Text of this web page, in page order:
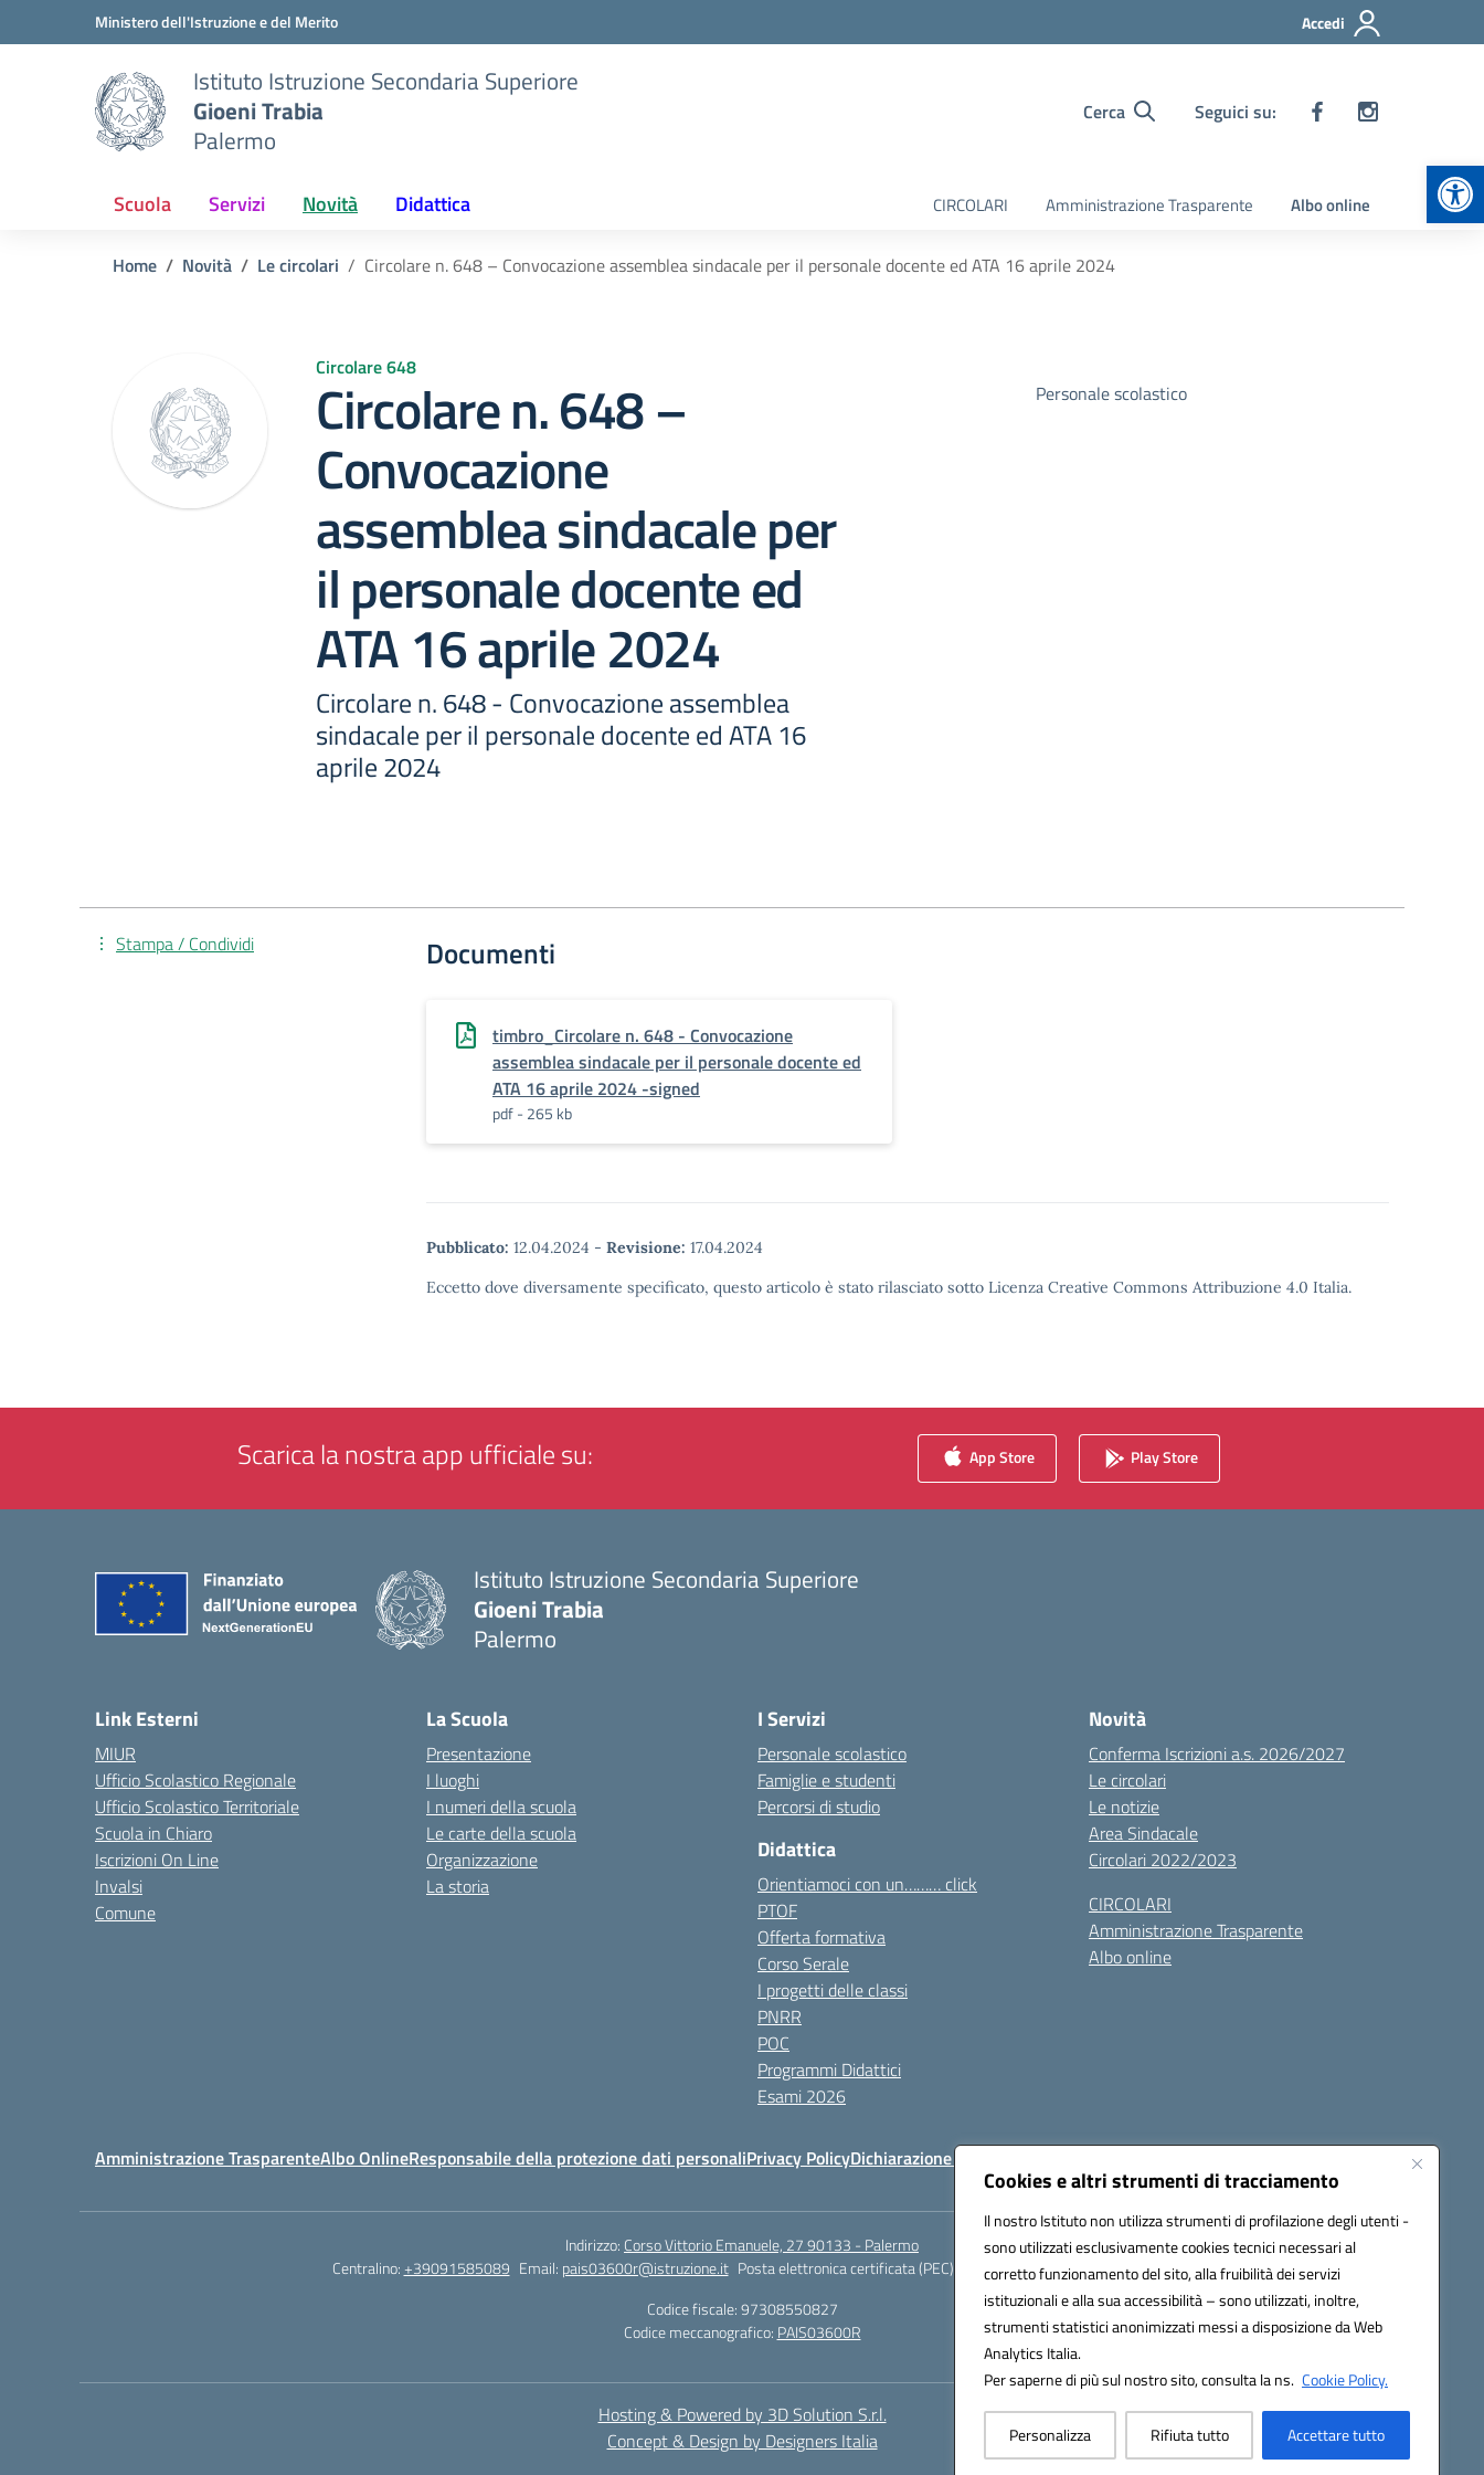
Cookies e altri strumenti di tracciamento
Il nostro Istituto non utilizza strumenti di profilazione degli utenti -
sono utilizzati esclusivamente cookies tecnici necessari al
corretto funzionamento del sito, alla fruibilità dei servizi
istituzionali e alla sua accessibilità – sono utilizzati, inoltre,
strumenti statistici anonimizzati messi a disposizione da Web
Analytics Italia.
Per saperne di più sul nostro sito, consulta la ns. Cookie Policy.
Personalizza Rifiuta tutto Accettare tutto
Vai ai contenuti
Vai al menu di navigazioneMinistero dell'Istruzione e del Merito Accedi
Istituto Istruzione Secondaria Superiore
Gioeni Trabia
Palermo
Cerca Seguici su:
Scuola Servizi Novità Didattica CIRCOLARI Amministrazione Trasparente Albo online
Home Novità Le circolari Circolare n. 648 – Convocazione assemblea sindacale per il personale docente ed ATA 16 aprile 2024
Circolare 648
Circolare n. 648 –
Convocazione
assemblea sindacale per
il personale docente ed
ATA 16 aprile 2024
Circolare n. 648 - Convocazione assemblea
sindacale per il personale docente ed ATA 16
aprile 2024
Personale scolastico
Documenti
timbro_Circolare n. 648 - Convocazione
assemblea sindacale per il personale docente ed
ATA 16 aprile 2024 -signed
pdf - 265 kb
Pubblicato: 12.04.2024 - Revisione: 17.04.2024
Eccetto dove diversamente specificato, questo articolo è stato rilasciato sotto Licenza Creative Commons Attribuzione 4.0 Italia.
Stampa / Condividi
Scarica la nostra app ufficiale su: App Store Play Store
Istituto Istruzione Secondaria Superiore
Gioeni Trabia
Palermo
Link Esterni
MIUR
Ufficio Scolastico Regionale
Ufficio Scolastico Territoriale
Scuola in Chiaro
Iscrizioni On Line
Invalsi
Comune
La Scuola
Presentazione
I luoghi
I numeri della scuola
Le carte della scuola
Organizzazione
La storia
I Servizi
Personale scolastico
Famiglie e studenti
Percorsi di studio
Didattica
Orientiamoci con un……… click
PTOF
Offerta formativa
Corso Serale
I progetti delle classi
PNRR
POC
Programmi Didattici
Esami 2026
Novità
Conferma Iscrizioni a.s. 2026/2027
Le circolari
Le notizie
Area Sindacale
Circolari 2022/2023
CIRCOLARI
Amministrazione Trasparente
Albo online
Amministrazione TrasparenteAlbo OnlineResponsabile della protezione dati personaliPrivacy PolicyDichiarazione di accessibilità Seguici su:
Indirizzo: Corso Vittorio Emanuele, 27 90133 - Palermo
Centralino:+39091585089 Email: pais03600r@istruzione.it Posta elettronica certificata (PEC):
pais03600r@pec.istruzione.it
Codice fiscale: 97308550827
Codice meccanografico: PAIS03600R
Hosting & Powered by 3D Solution S.r.l.
Concept & Design by Designers Italia